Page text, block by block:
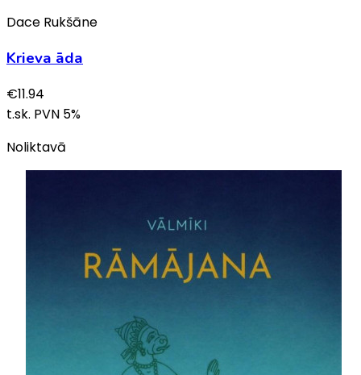
Dace Rukšāne
Krieva āda
€11.94
t.sk. PVN 5%
Noliktavā